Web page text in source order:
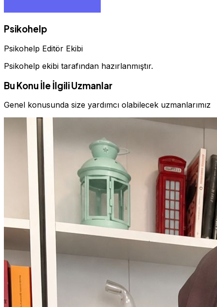
Psikohelp
Psikohelp Editör Ekibi
Psikohelp ekibi tarafından hazırlanmıştır.
Bu Konu İle İlgili Uzmanlar
Genel konusunda size yardımcı olabilecek uzmanlarımız